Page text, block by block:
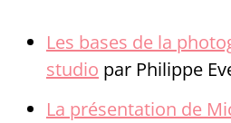
Les bases de la
studio par Philippe
La présentation de